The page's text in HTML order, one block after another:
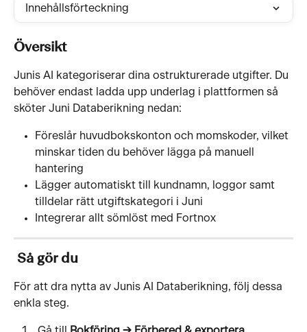
Innehållsförteckning
Översikt
Junis AI kategoriserar dina ostrukturerade utgifter. Du
behöver endast ladda upp underlag i plattformen så
sköter Juni Databerikning nedan:
Föreslår huvudbokskonton och momskoder, vilket
minskar tiden du behöver lägga på manuell
hantering
Lägger automatiskt till kundnamn, loggor samt
tilldelar rätt utgiftskategori i Juni
Integrerar allt sömlöst med Fortnox
Så gör du
För att dra nytta av Junis AI Databerikning, följ dessa
enkla steg.